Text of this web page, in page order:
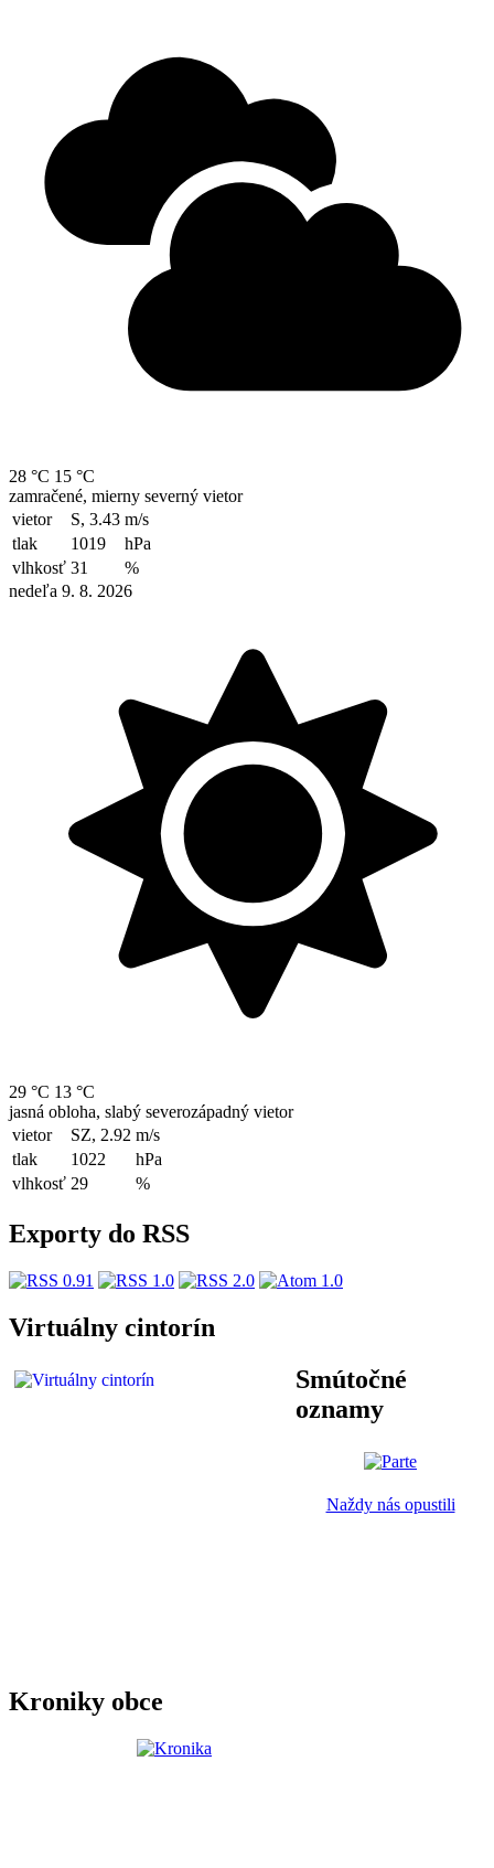
28 °C 15 °C
zamračené, mierny severný vietor
vietor
S, 3.43 m/s
tlak
1019
hPa
vlhkosť 31
%
nedeľa 9. 8. 2026
29 °C 13 °C
jasná obloha, slabý severozápadný vietor
vietor
SZ, 2.92 m/s
tlak
1022
hPa
vlhkosť 29 %
Exporty do RSS
Virtuálny cintorín
Smútočné
oznamy
Naždy nás opustili
Kroniky obce